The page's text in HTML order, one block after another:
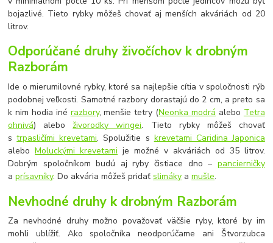
bojazlivé. Tieto rybky môžeš chovať aj menších akváriách od 20
litrov.
Odporúčané druhy živočíchov k drobným
Razborám
Ide o mierumilovné rybky, ktoré sa najlepšie cítia v spoločnosti rýb
podobnej veľkosti. Samotné razbory dorastajú do 2 cm, a preto sa
k nim hodia iné razbory, menšie tetry (Neonka modrá alebo Tetra
ohnivá) aleboživorodky wingei. Tieto rybky môžeš chovať
strpasličími krevetami. Spolužitie s krevetami Caridina Japonica
aleboMoluckými krevetami je možné v akváriách od 35 litrov.
Dobrým spoločníkom budú aj ryby čistiace dno – pancierničky
aprísavníky. Do akvária môžeš pridaťslimáky amušle.
Nevhodné druhy k drobným Razborám
Za nevhodné druhy možno považovať väčšie ryby, ktoré by im
mohli ublížiť. Ako spoločníka neodporúčame ani Štvorzubca